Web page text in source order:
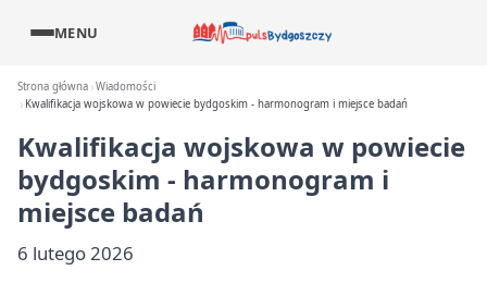
MENU
Strona główna Wiadomości
Kwalifikacja wojskowa w powiecie bydgoskim - harmonogram i miejsce badań
Kwalifikacja wojskowa w powiecie
bydgoskim - harmonogram i
miejsce badań
6 lutego 2026